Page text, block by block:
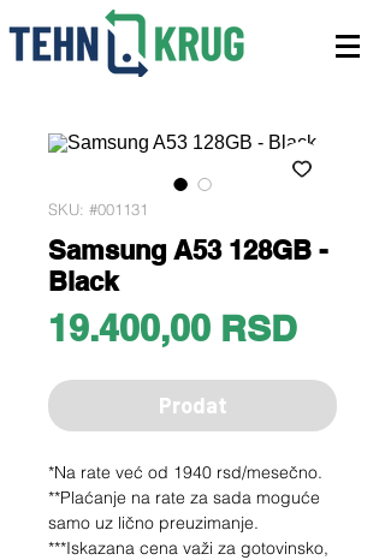
SKU: #001131
Samsung A53 128GB -
Black
19.400,00 RSDPrice
Prodat
*Na rate već od 1940 rsd/mesečno.
**Plaćanje na rate za sada moguće
samo uz lično preuzimanje.
***Iskazana cena važi za gotovinsko,